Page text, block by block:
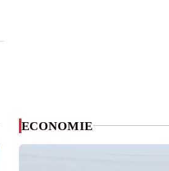
ECONOMIE